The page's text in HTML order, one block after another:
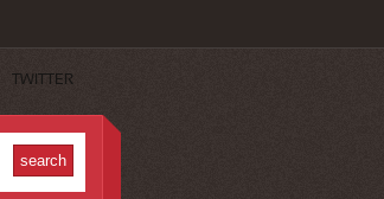
TWITTER